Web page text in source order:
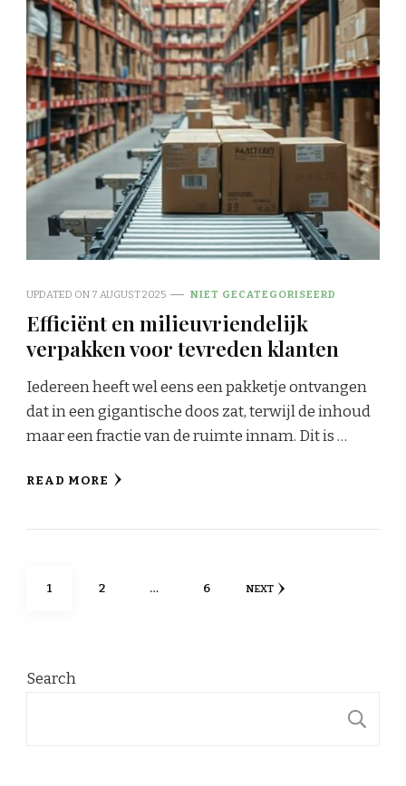
UPDATED ON 7 AUGUST 2025 NIET GECATEGORISEERD
Efficiënt en milieuvriendelijk
verpakken voor tevreden klanten
Iedereen heeft wel eens een pakketje ontvangen
dat in een gigantische doos zat, terwijl de inhoud
maar een fractie van de ruimte innam. Dit is …
READ MORE
Posts
PAGE
1 PAGE
2 … PAGE
6 NEXT
Search